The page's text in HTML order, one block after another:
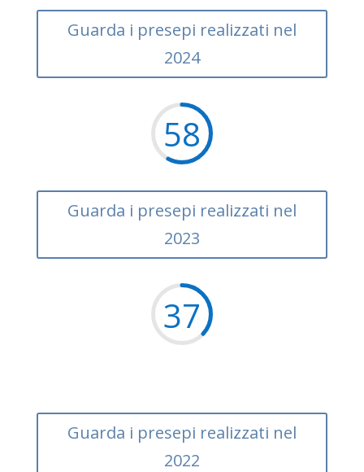
Guarda i presepi realizzati nel
2024
58
Guarda i presepi realizzati nel
2023
37
Guarda i presepi realizzati nel
2022